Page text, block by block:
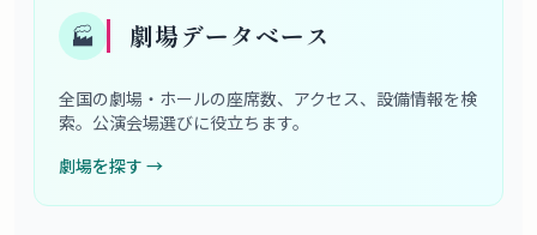
🏭 劇場データベース
全国の劇場・ホールの座席数、アクセス、設備情報を検
索。公演会場選びに役立ちます。
劇場を探す →